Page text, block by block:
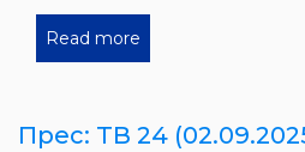
Read more
Прес: ТВ 24